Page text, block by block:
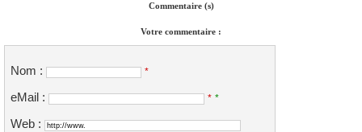
Commentaire (s)
Votre commentaire :
Nom : *
eMail : * *
Web :